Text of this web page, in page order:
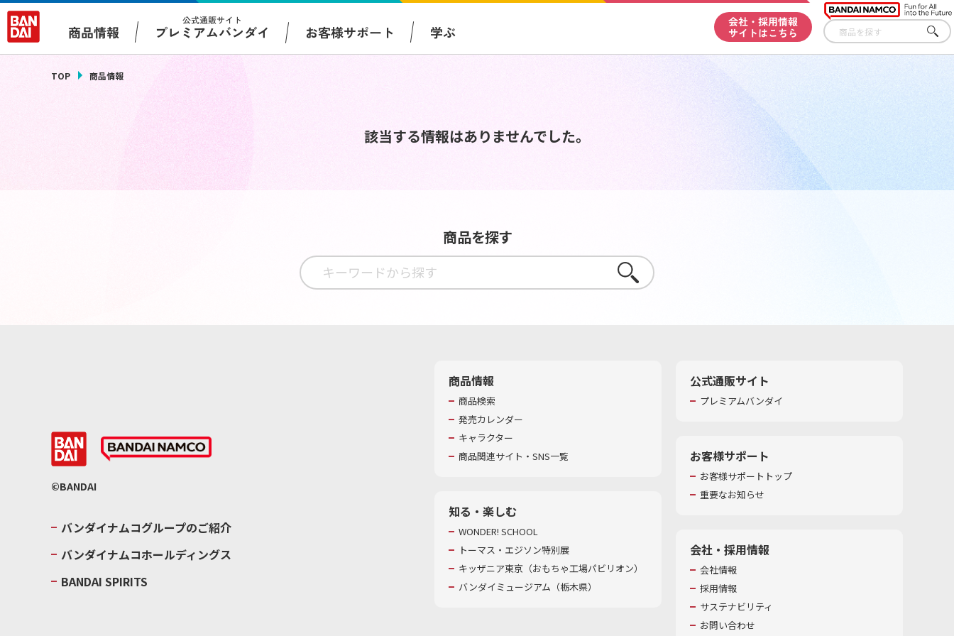
商品情報
公式通販サイト
プレミアムバンダイ お客様サポート 学ぶ
会社・採用情報
サイトはこちら
さが
す
TOP 商品情報
該当する情報はありませんでした。
商品を探す
さがす
©BANDAI
バンダイナムコグループのご紹介
バンダイナムコホールディングス
BANDAI SPIRITS
商品情報
商品検索
発売カレンダー
キャラクター
商品関連サイト・SNS一覧
知る・楽しむ
WONDER! SCHOOL
トーマス・エジソン特別展
キッザニア東京（おもちゃ工場パビリオン）​
バンダイミュージアム（栃木県）
公式通販サイト
プレミアムバンダイ
お客様サポート
お客様サポートトップ
重要なお知らせ
会社・採用情報
会社情報
採用情報
サステナビリティ
お問い合わせ